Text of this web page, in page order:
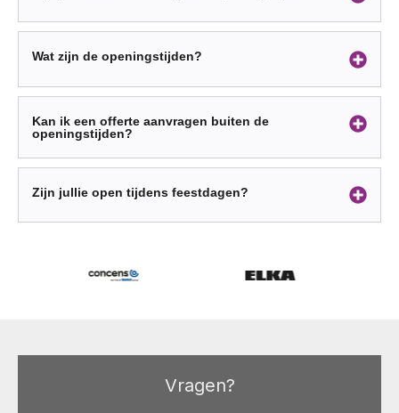
Wat zijn de openingstijden?
Kan ik een offerte aanvragen buiten de
openingstijden?
Zijn jullie open tijdens feestdagen?
Vragen?